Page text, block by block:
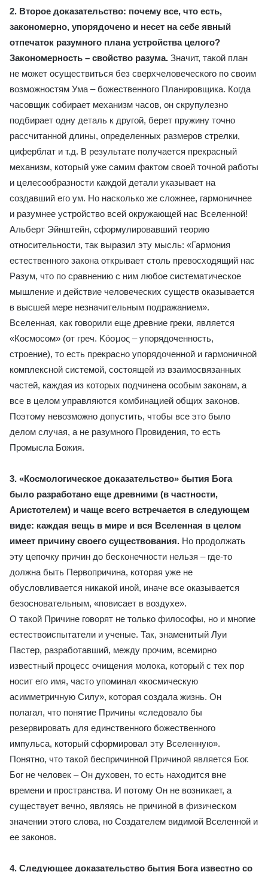
2. Второе доказательство: почему все, что есть,
закономерно, упорядочено и несет на себе явный
отпечаток разумного плана устройства целого?
Закономерность – свойство разума. Значит, такой план
не может осуществиться без сверхчеловеческого по своим
возможностям Ума – божественного Планировщика. Когда
часовщик собирает механизм часов, он скрупулезно
подбирает одну деталь к другой, берет пружину точно
рассчитанной длины, определенных размеров стрелки,
циферблат и т.д. В результате получается прекрасный
механизм, который уже самим фактом своей точной работы
и целесообразности каждой детали указывает на
создавший его ум. Но насколько же сложнее, гармоничнее
и разумнее устройство всей окружающей нас Вселенной!
Альберт Эйнштейн, сформулировавший теорию
относительности, так выразил эту мысль: «Гармония
естественного закона открывает столь превосходящий нас
Разум, что по сравнению с ним любое систематическое
мышление и действие человеческих существ оказывается
в высшей мере незначительным подражанием».
Вселенная, как говорили еще древние греки, является
«Космосом» (от греч. Κόσμος – упорядоченность,
строение), то есть прекрасно упорядоченной и гармоничной
комплексной системой, состоящей из взаимосвязанных
частей, каждая из которых подчинена особым законам, а
все в целом управляются комбинацией общих законов.
Поэтому невозможно допустить, чтобы все это было
делом случая, а не разумного Провидения, то есть
Промысла Божия.
3. «Космологическое доказательство» бытия Бога
было разработано еще древними (в частности,
Аристотелем) и чаще всего встречается в следующем
виде: каждая вещь в мире и вся Вселенная в целом
имеет причину своего существования. Но продолжать
эту цепочку причин до бесконечности нельзя – где-то
должна быть Первопричина, которая уже не
обусловливается никакой иной, иначе все оказывается
безосновательным, «повисает в воздухе».
О такой Причине говорят не только философы, но и многие
естествоиспытатели и ученые. Так, знаменитый Луи
Пастер, разработавший, между прочим, всемирно
известный процесс очищения молока, который с тех пор
носит его имя, часто упоминал «космическую
асимметричную Силу», которая создала жизнь. Он
полагал, что понятие Причины «следовало бы
резервировать для единственного божественного
импульса, который сформировал эту Вселенную».
Понятно, что такой беспричинной Причиной является Бог.
Бог не человек – Он духовен, то есть находится вне
времени и пространства. И потому Он не возникает, а
существует вечно, являясь не причиной в физическом
значении этого слова, но Создателем видимой Вселенной и
ее законов.
4. Следующее доказательство бытия Бога известно со